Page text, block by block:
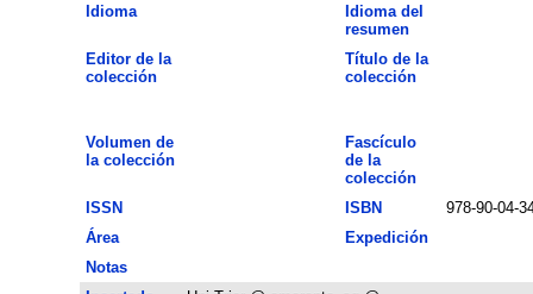
Idioma
Idioma del
resumen
Editor de la
colección
Título de la
colección
Volumen de
la colección
Fascículo
de la
colección
ISSN
ISBN
978-90-04-
Área
Expedición
Notas